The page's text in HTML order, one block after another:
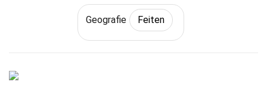
Geografie Feiten